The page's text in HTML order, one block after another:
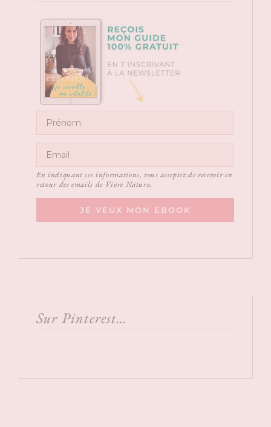
En indiquant ces informations, vous acceptez de recevoir en
retour des emails de Vivre Naturo.
JE VEUX MON EBOOK
Sur Pinterest…